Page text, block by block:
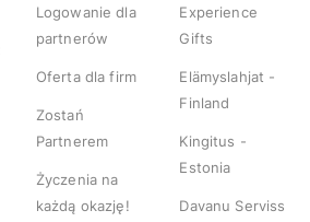
Logowanie dla
partnerów
Oferta dla firm
Zostań
Partnerem
Życzenia na
każdą okazję!
Experience
Gifts
Elämyslahjat -
Finland
Kingitus -
Estonia
Davanu Serviss